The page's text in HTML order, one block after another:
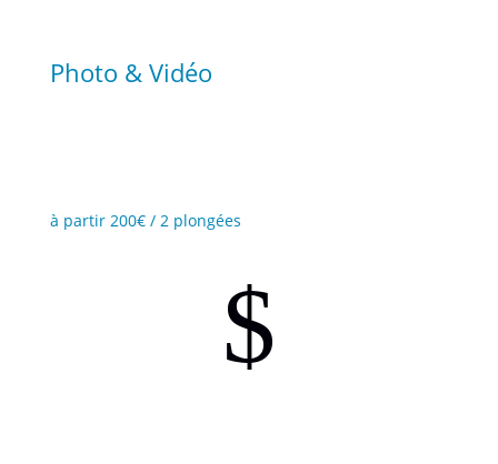
Photo & Vidéo
à partir 200€ / 2 plongées
$